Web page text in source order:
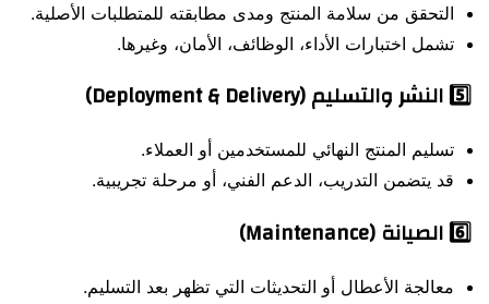
التحقق من سلامة المنتج ومدى مطابقته للمتطلبات الأصلية.
تشمل اختبارات الأداء، الوظائف، الأمان، وغيرها.
5️⃣النشر والتسليم (Deployment & Delivery)
تسليم المنتج النهائي للمستخدمين أو العملاء.
قد يتضمن التدريب، الدعم الفني، أو مرحلة تجريبية.
6️⃣الصيانة (Maintenance)
معالجة الأعطال أو التحديثات التي تظهر بعد التسليم.